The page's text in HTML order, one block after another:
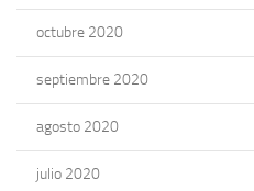
octubre 2020
septiembre 2020
agosto 2020
julio 2020